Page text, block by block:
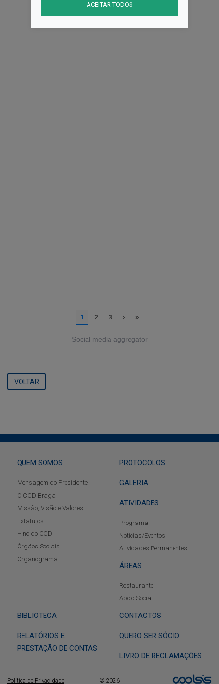
Social media aggregator
VOLTAR
QUEM SOMOS
Mensagem do Presidente
O CCD Braga
Missão, Visão e Valores
Estatutos
Hino do CCD
Órgãos Sociais
Organograma
PROTOCOLOS
GALERIA
ATIVIDADES
Programa
Notícias/Eventos
Atividades Permanentes
ÁREAS
Restaurante
Apoio Social
BIBLIOTECA CONTACTOS
RELATÓRIOS E
PRESTAÇÃO DE CONTAS
QUERO SER SÓCIO
LIVRO DE RECLAMAÇÕES
Política de Privacidade © 2026
ACEITAR TODOS